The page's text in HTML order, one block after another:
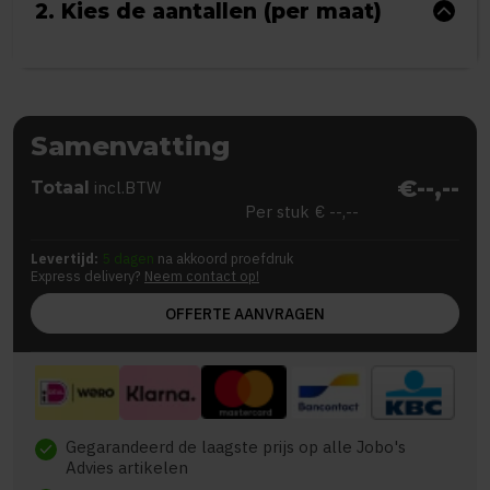
2. Kies de aantallen (per maat)
Samenvatting
Totaal incl.BTW €--,--
Per stuk € --,--
Levertijd: 5 dagen na akkoord proefdruk
Express delivery? Neem contact op!
OFFERTE AANVRAGEN
check Gegarandeerd de laagste prijs op alle Jobo's
Advies artikelen